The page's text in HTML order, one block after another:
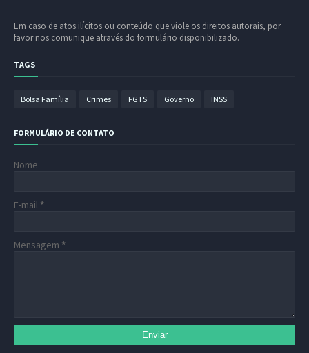
Em caso de atos ilícitos ou conteúdo que viole os direitos autorais, por
favor nos comunique através do formulário disponibilizado.
TAGS
Bolsa Família Crimes FGTS Governo INSS
FORMULÁRIO DE CONTATO
Nome
E-mail *
Mensagem *